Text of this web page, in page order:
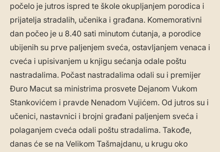
počelo je jutros ispred te škole okupljanjem porodica i
prijatelja stradalih, učenika i građana. Komemorativni
dan počeo je u 8.40 sati minutom ćutanja, a porodice
ubijenih su prve paljenjem sveća, ostavljanjem venaca i
cveća i upisivanjem u knjigu sećanja odale poštu
nastradalima. Počast nastradalima odali su i premijer
Đuro Macut sa ministrima prosvete Dejanom Vukom
Stankovićem i pravde Nenadom Vujićem. Od jutros su i
učenici, nastavnici i brojni građani paljenjem sveća i
polaganjem cveća odali poštu stradalima. Takođe,
danas će se na Velikom Tašmajdanu, u krugu oko